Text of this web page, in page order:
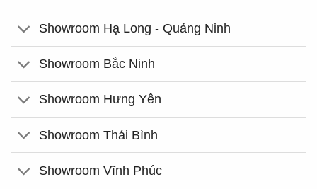
Showroom Hạ Long - Quảng Ninh
Showroom Bắc Ninh
Showroom Hưng Yên
Showroom Thái Bình
Showroom Vĩnh Phúc